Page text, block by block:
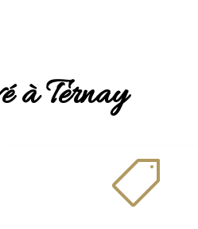
à Ternay
